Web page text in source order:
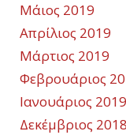
Μάιος 2019
Απρίλιος 2019
Μάρτιος 2019
Φεβρουάριος
Ιανουάριος 2019
Δεκέμβριος 2018